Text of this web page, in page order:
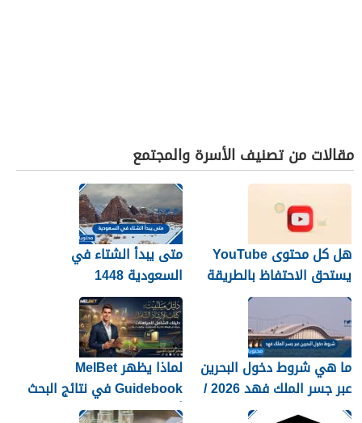
مقالات من تصنيف الأسرة والمجتمع
هل كل محتوى YouTube
يستحق الاحتفاظ بالطريقة
نفسها؟
متى يبدأ الشتاء في
السعودية 1448
ما هي شروط دخول البحرين
عبر جسر الملك فهد 2026 /
1448
لماذا يظهر MelBet
Guidebook في نتائج البحث
أكثر من صفحات كثيرة؟